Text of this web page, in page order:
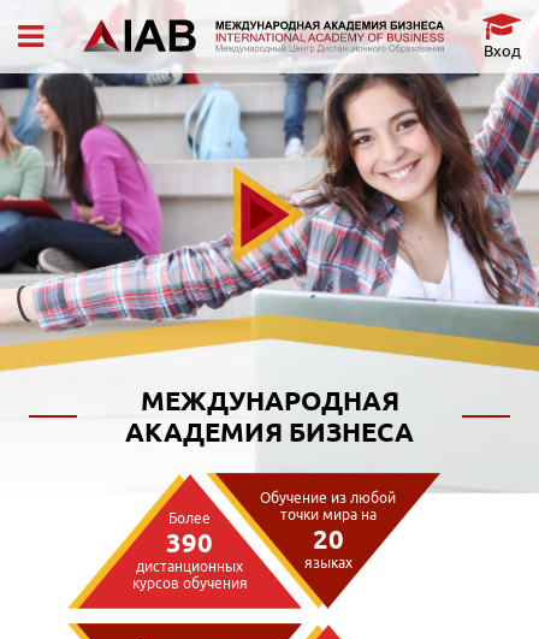
Вход
МЕЖДУНАРОДНАЯ
АКАДЕМИЯ БИЗНЕСА
Более
390
дистанционных
курсов обучения
Обучение из любой
точки мира на
20
языках